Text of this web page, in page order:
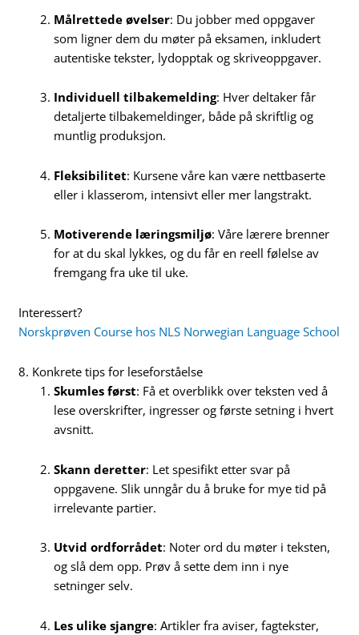
Målrettede øvelser: Du jobber med oppgaver
som ligner dem du møter på eksamen, inkludert
autentiske tekster, lydopptak og skriveoppgaver.
Individuell tilbakemelding: Hver deltaker får
detaljerte tilbakemeldinger, både på skriftlig og
muntlig produksjon.
Fleksibilitet: Kursene våre kan være nettbaserte
eller i klasserom, intensivt eller mer langstrakt.
Motiverende læringsmiljø: Våre lærere brenner
for at du skal lykkes, og du får en reell følelse av
fremgang fra uke til uke.
Interessert?
Norskprøven Course hos NLS Norwegian Language School
8. Konkrete tips for leseforståelse
Skumles først: Få et overblikk over teksten ved å
lese overskrifter, ingresser og første setning i hvert
avsnitt.
Skann deretter: Let spesifikt etter svar på
oppgavene. Slik unngår du å bruke for mye tid på
irrelevante partier.
Utvid ordforrådet: Noter ord du møter i teksten,
og slå dem opp. Prøv å sette dem inn i nye
setninger selv.
Les ulike sjangre: Artikler fra aviser, fagtekster,